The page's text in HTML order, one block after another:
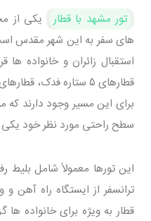
تور مشهد با قطار
یکی از
‌های سفر به این شهر مقدس
استقبال زائران و خانواده ‌ها
برای این مسیر وجود دارند که
سطح راحتی مورد نظر خود یکی
این تورها معمولاً شامل
ترانسفر از ایستگاه راه
قطار به ‌ویژه برای خانواده‌